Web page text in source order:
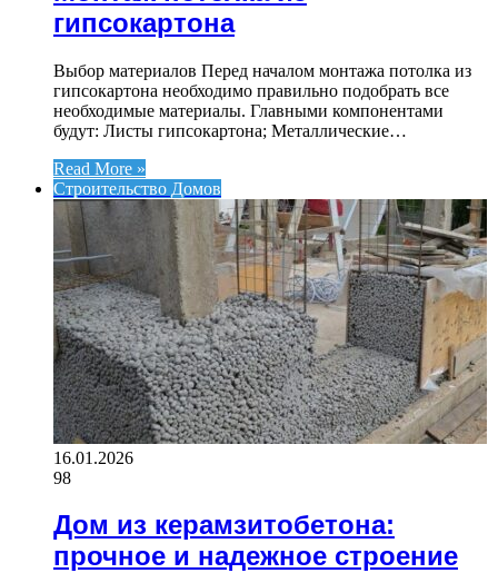
гипсокартона
Выбор материалов Перед началом монтажа потолка из
гипсокартона необходимо правильно подобрать все
необходимые материалы. Главными компонентами
будут: Листы гипсокартона; Металлические…
Read More »
Строительство Домов
16.01.2026
98
Дом из керамзитобетона:
прочное и надежное строение